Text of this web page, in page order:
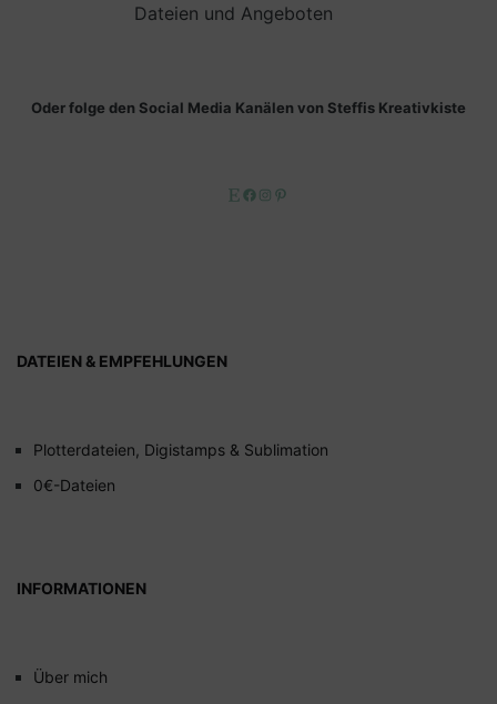
Dateien und Angeboten
Oder folge den Social Media Kanälen von Steffis Kreativkiste
EtsyFacebook
Instagram
DATEIEN & EMPFEHLUNGEN
Plotterdateien, Digistamps & Sublimation
0€-Dateien
INFORMATIONEN
Über mich